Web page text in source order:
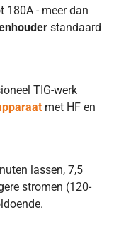
180A - meer dan
standaard
TIG-werk
met HF en
lassen, 7,5
stromen (120-